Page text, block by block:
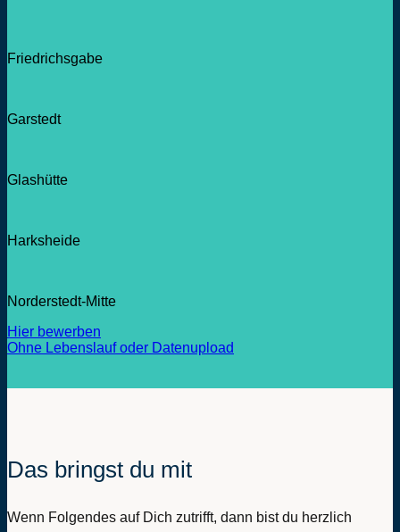
Friedrichsgabe
Garstedt
Glashütte
Harksheide
Norderstedt-Mitte
Hier bewerben
Ohne Lebenslauf oder Datenupload
Das bringst du mit
Wenn Folgendes auf Dich zutrifft, dann bist du herzlich